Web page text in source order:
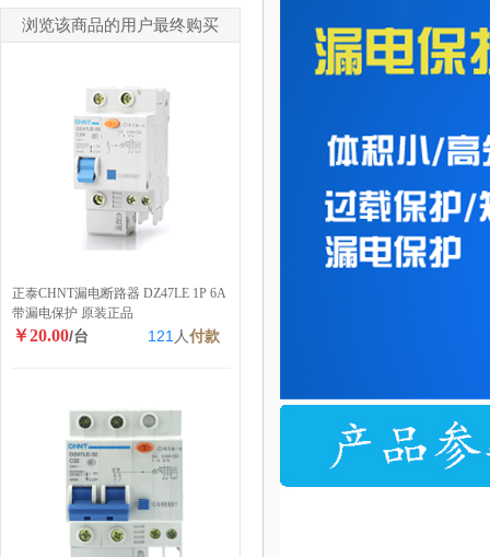
浏览该商品的用户最终购买
正泰CHNT漏电断路器 DZ47LE 1P 6A
带漏电保护 原装正品
￥20.00/台 121 人付款